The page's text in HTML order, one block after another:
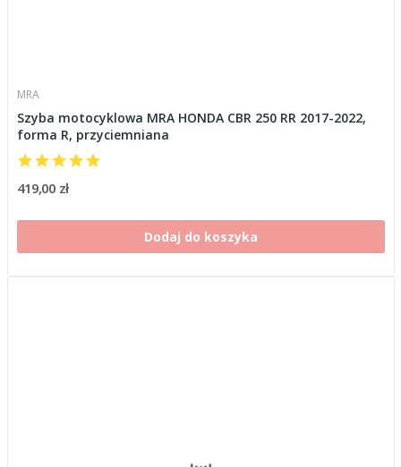
MRA
Szyba motocyklowa MRA HONDA CBR 250 RR 2017-2022,
forma R, przyciemniana
419,00 zł
Dodaj do koszyka